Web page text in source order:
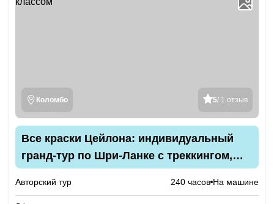
5/ 1 отзыв
Коломбо
Все краски Цейлона: индивидуальный
гранд-тур по Шри-Ланке с треккингом,
Авторский тур 240 часов На машине